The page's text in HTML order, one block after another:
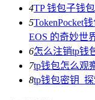
4TP 钱包子钱
5TokenPocket
EOS 的奇妙世
6怎么注销tp钱
7tp钱包怎么观
8tp钱包密钥_